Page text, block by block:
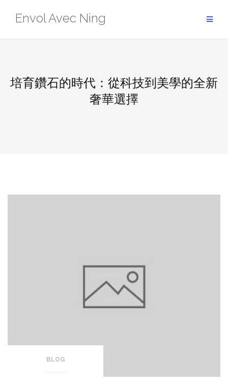
Envol Avec Ning
培育鑽石的時代：從科技到美學的全新
奢華選擇
BLOG